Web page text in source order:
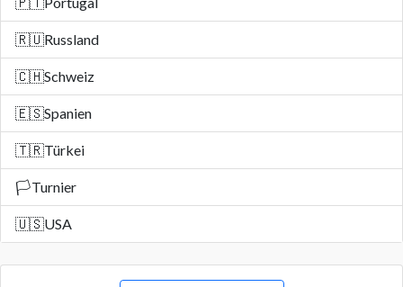
🇷🇺Russland
🇨🇭Schweiz
🇪🇸Spanien
🇹🇷Türkei
🏳️Turnier
🇺🇸USA